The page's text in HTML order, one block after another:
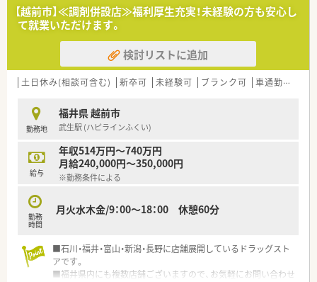
【越前市】≪調剤併設店≫福利厚生充実！未経験の方も安心し
て就業いただけます。
検討リストに追加
土日休み(相談可含む) 新卒可 未経験可 ブランク可 車通勤可
勤務地
福井県 越前市
武生駅 (ハピラインふくい)
給与
年収514万円～740万円
月給240,000円～350,000円
※勤務条件による
勤務
時間
月火水木金/9：00～18：00 休憩60分
■石川・福井・富山・新潟・長野に店舗展開しているドラッグスト
アです。
■福井県内にも複数店舗ございますので、お気軽にお問い合わせ